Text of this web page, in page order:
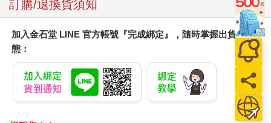
椅子。其他人有倚著櫃檯的，有舒舒服服坐在木桶上和布袋上
的。而且在愛蜜莉亞小姐的產業上開瓶也並沒有引來什麼粗野的
行為、下流的咯咯笑或是惡作劇之類的。相反的，這些人守禮到
幾近膽怯的程度。因為在此之前小城居民並不習慣像這樣聚在一
起純粹說笑玩樂。他們不是在紡織廠碰頭，上工幹活，就是在週
日的全天候野餐上見面——儘管很有趣，但背後的意義卻是要你
隨時不忘地獄，讓你對全能的上帝深感敬畏。可是咖啡館的精神
就截然不同了。就連最富有、最貪婪的混球進了一家體面的咖啡
館都會循規蹈矩，不侮辱任何人。而窮苦的人滿心感激，四處張
訂購/退換貨須知
加入金石堂 LINE 官方帳號『完成綁定』，隨時掌握出貨動
態：